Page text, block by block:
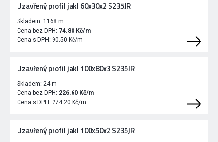
Uzavřený profil jakl 60x30x2 S235JR
Skladem: 1168 m
Cena bez DPH: 74.80 Kč/m
Cena s DPH: 90.50 Kč/m
Uzavřený profil jakl 100x80x3 S235JR
Skladem: 24 m
Cena bez DPH: 226.60 Kč/m
Cena s DPH: 274.20 Kč/m
Uzavřený profil jakl 100x50x2 S235JR